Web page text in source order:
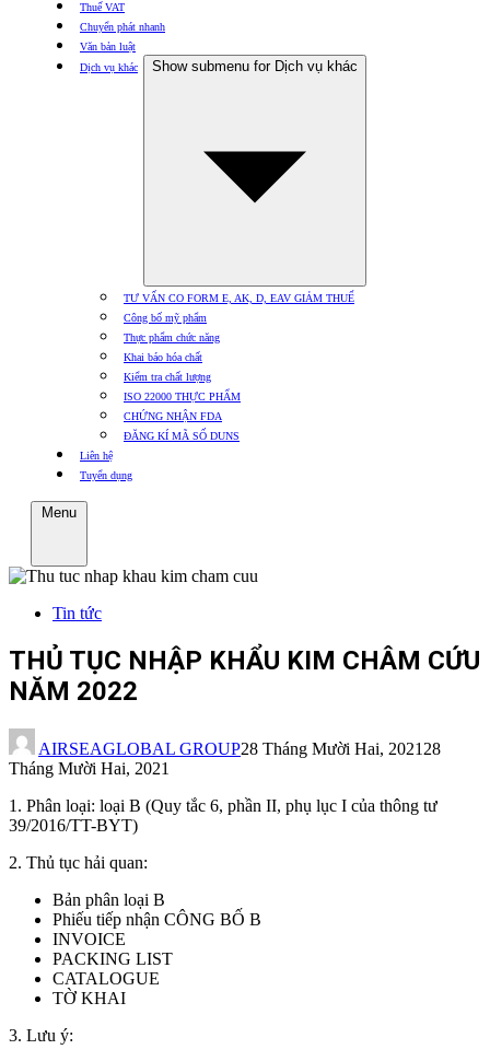
Thuế VAT
Chuyển phát nhanh
Văn bản luật
Dịch vụ khác
Show submenu for Dịch vụ khác
TƯ VẤN CO FORM E, AK, D, EAV GIẢM THUẾ
Công bố mỹ phẩm
Thực phẩm chức năng
Khai báo hóa chất
Kiểm tra chất lượng
ISO 22000 THỰC PHẨM
CHỨNG NHẬN FDA
ĐĂNG KÍ MÃ SỐ DUNS
Liên hệ
Tuyển dụng
Menu
Tin tức
THỦ TỤC NHẬP KHẨU KIM CHÂM CỨU
NĂM 2022
AIRSEAGLOBAL GROUP28 Tháng Mười Hai, 2021 28
Tháng Mười Hai, 2021
1. Phân loại: loại B (Quy tắc 6, phần II, phụ lục I của thông tư
39/2016/TT-BYT)
2. Thủ tục hải quan:
Bản phân loại B
Phiếu tiếp nhận CÔNG BỐ B
INVOICE
PACKING LIST
CATALOGUE
TỜ KHAI
3. Lưu ý: